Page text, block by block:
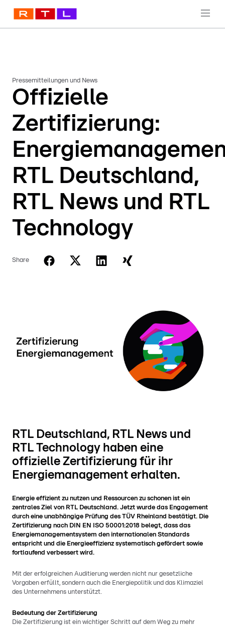
Pressemitteilungen und News
Offizielle
Zertifizierung:
RTL Deutschland,
RTL News und RTL
Technology
Share
RTL Deutschland, RTL News und
RTL Technology haben eine
offizielle Zertifizierung für ihr
Energiemanagement erhalten.
Energie effizient zu nutzen und Ressourcen zu schonen ist ein
zentrales Ziel von RTL Deutschland. Jetzt wurde das Engagement
durch eine unabhängige Prüfung des TÜV Rheinland bestätigt. Die
Zertifizierung nach DIN EN ISO 50001:2018 belegt, dass das
Energiemanagementsystem den internationalen Standards
entspricht und die Energieeffizienz systematisch gefördert sowie
fortlaufend verbessert wird.
Mit der erfolgreichen Auditierung werden nicht nur gesetzliche
Vorgaben erfüllt, sondern auch die Energiepolitik und das Klimaziel
des Unternehmens unterstützt.
Bedeutung der Zertifizierung
Die Zertifizierung ist ein wichtiger Schritt auf dem Weg zu mehr